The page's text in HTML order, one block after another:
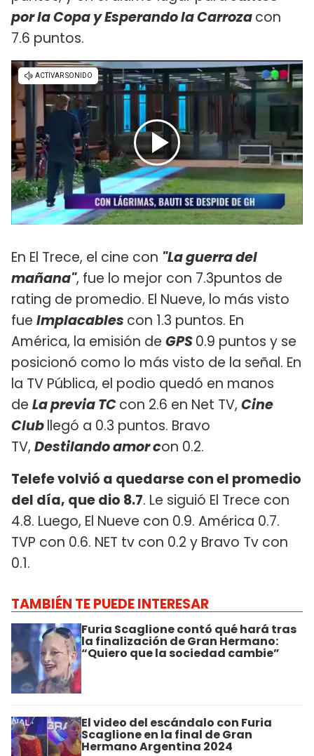
por la Copa y Esperando la Carrozacon
7.6 puntos.
En El Trece, el cine con "La guerra del
mañana", fue lo mejor con 7.3puntos de
rating de promedio. El Nueve, lo más visto
fue Implacables con 1.3 puntos. En
América, la emisión de GPS0.9 puntos y se
posicionó como lo más visto de la señal. En
la TV Pública, el podio quedó en manos
de La previa TCcon 2.6 en Net TV, Cine
Clubllegó a 0.3 puntos. Bravo
TV, Destilando amorcon 0.2.
Telefe volvió a quedarse con el promedio
del día, que dio 8.7. Le siguió El Trece con
4.8. Luego, El Nueve con 0.9. América 0.7.
TVP con 0.6. NET tv con 0.2 y Bravo Tv con
0.1.
TAMBIÉN TE PUEDE INTERESAR
Furia Scaglione contó qué hará tras
la finalización de Gran Hermano:
“Quiero que la sociedad cambie”
El video del escándalo con Furia
Scaglione en la final de Gran
Hermano Argentina 2024